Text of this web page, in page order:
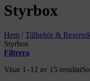
Styrbox
Hem / Tillbehör &
Styrbox
Filtrera
Visar 1–12 av 15 resultat